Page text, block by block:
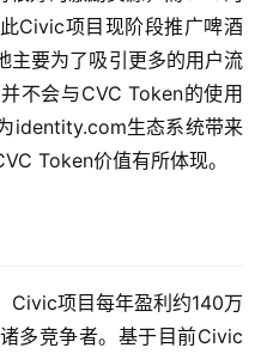
Civic项目现阶段推广啤酒
主要为了吸引更多的用户流
不会与CVC Token的使用
identity.com生态系统带来
Token价值有所体现。
项目每年盈利约140万
多竞争者。基于目前Civic